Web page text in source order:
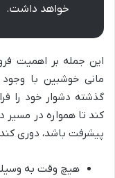
خواهد داشت.
این جمله بر اهمیت
مانی خوشبین با
گذشته دشوار خود را
کند تا همواره در مسیر
پیشرفت باشد، دوری
هیچ وقت به